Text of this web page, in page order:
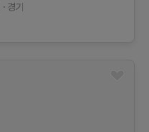
경기